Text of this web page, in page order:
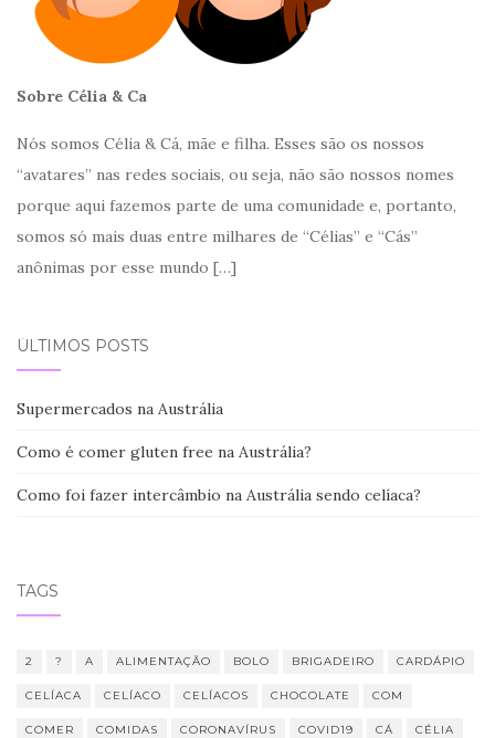
Sobre Célia & Ca
Nós somos Célia & Cá, mãe e filha. Esses são os nossos
“avatares” nas redes sociais, ou seja, não são nossos nomes
porque aqui fazemos parte de uma comunidade e, portanto,
somos só mais duas entre milhares de “Célias” e “Cás”
anônimas por esse mundo […]
ÚLTIMOS POSTS
Supermercados na Austrália
Como é comer gluten free na Austrália?
Como foi fazer intercâmbio na Austrália sendo celíaca?
TAGS
2 ? A ALIMENTAÇÃO BOLO BRIGADEIRO CARDÁPIO
CELÍACA CELÍACO CELÍACOS CHOCOLATE COM
COMER COMIDAS CORONAVÍRUS COVID19 CÁ CÉLIA